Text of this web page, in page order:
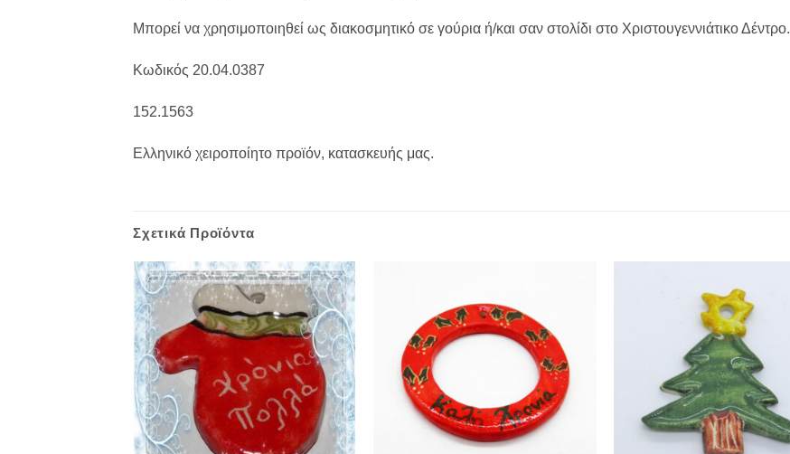
Μπορεί να χρησιμοποιηθεί ως διακοσμητικό σε γούρια ή/και σαν στολίδι στο Χριστουγεννιάτικο Δέντρο.
Κωδικός 20.04.0387
152.1563
Ελληνικό χειροποίητο προϊόν, κατασκευής μας.
Σχετικά Προϊόντα